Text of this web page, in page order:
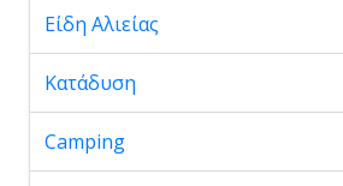
Είδη Αλιείας
Κατάδυση
Camping